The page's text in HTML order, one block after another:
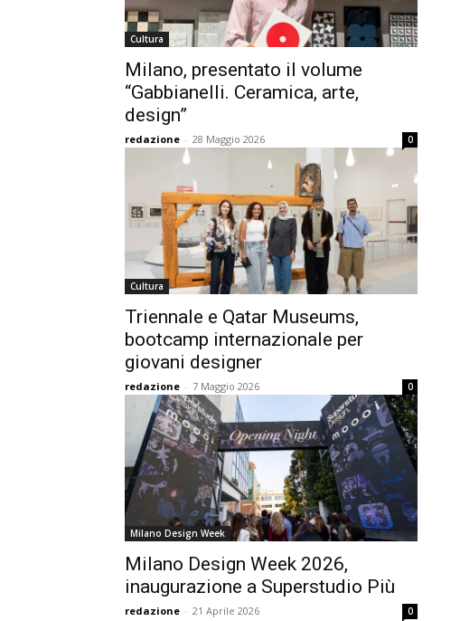
Cultura
Milano, presentato il volume
“Gabbianelli. Ceramica, arte,
design”
redazione - 28 Maggio 2026 0
Cultura
Triennale e Qatar Museums,
bootcamp internazionale per
giovani designer
redazione - 7 Maggio 2026 0
Milano Design Week
Milano Design Week 2026,
inaugurazione a Superstudio Più
redazione - 21 Aprile 2026 0